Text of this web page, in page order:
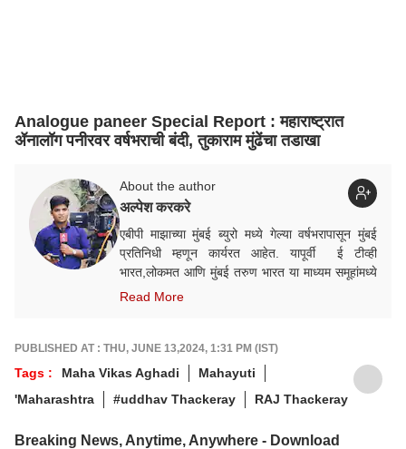
Analogue paneer Special Report : महाराष्ट्रात
ॲनालॉग पनीरवर वर्षभराची बंदी, तुकाराम मुंढेंचा तडाखा
About the author
अल्पेश करकरे
एबीपी माझाच्या मुंबई ब्युरो मध्ये गेल्या वर्षभरापासून मुंबई
प्रतिनिधी म्हणून कार्यरत आहेत. यापूर्वी ई टीव्ही
भारत,लोकमत आणि मुंबई तरुण भारत या माध्यम समूहांमध्ये
कार्यरत होते. सर्वसामान्य घडामोडींसह राजकीय बातम्याचं
Read More
PUBLISHED AT : THU, JUNE 13,2024, 1:31 PM (IST)
Tags : Maha Vikas Aghadi
Mahayuti
'Maharashtra
#uddhav Thackeray RAJ Thackeray
Breaking News, Anytime, Anywhere - Download